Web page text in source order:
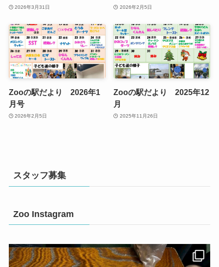
2026年3月31日 2026年2月5日
Zooの駅だより 2026年1
月号
2026年2月5日
Zooの駅だより 2025年12
月
2025年11月26日
スタッフ募集
Zoo Instagram